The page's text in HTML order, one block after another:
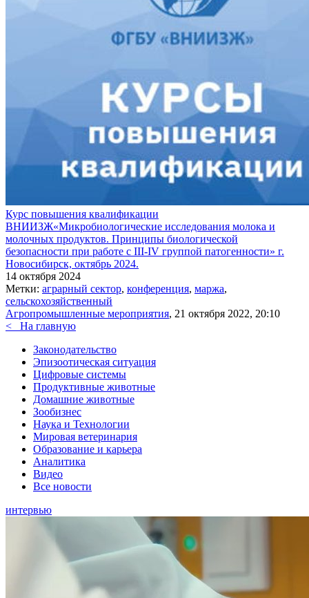
Курс повышения квалификации
ВНИИЗЖ«Микробиологические исследования молока и
молочных продуктов. Принципы биологической
безопасности при работе с ІІІ-ІV группой патогенности» г.
Новосибирск, октябрь 2024.
14 октября 2024
Метки: аграрный сектор, конференция, маржа,
сельскохозяйственный
Агропромышленные мероприятия, 21 октября 2022, 20:10
<
На главную
Законодательство
Эпизоотическая ситуация
Цифровые системы
Продуктивные животные
Домашние животные
Зообизнес
Наука и Технологии
Мировая ветеринария
Образование и карьера
Аналитика
Видео
Все новости
интервью